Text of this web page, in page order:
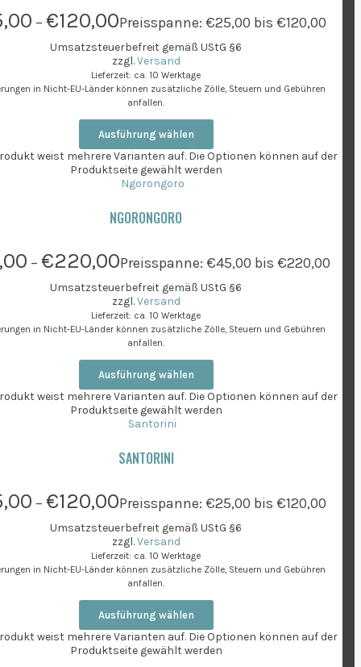
– €120,00Preisspanne: €25,00 bis €120,00
Umsatzsteuerbefreit gemäß UStG §6
zzgl.Versand
Lieferzeit: ca. 10 Werktage
in Nicht-EU-Länder können zusätzliche Zölle, Steuern und Gebühren
anfallen.
Ausführung wählen
weist mehrere Varianten auf. Die Optionen können auf der
Produktseite gewählt werden
NGORONGORO
– €220,00Preisspanne: €45,00 bis €220,00
Umsatzsteuerbefreit gemäß UStG §6
zzgl.Versand
Lieferzeit: ca. 10 Werktage
in Nicht-EU-Länder können zusätzliche Zölle, Steuern und Gebühren
anfallen.
Ausführung wählen
weist mehrere Varianten auf. Die Optionen können auf der
Produktseite gewählt werden
SANTORINI
– €120,00Preisspanne: €25,00 bis €120,00
Umsatzsteuerbefreit gemäß UStG §6
zzgl.Versand
Lieferzeit: ca. 10 Werktage
in Nicht-EU-Länder können zusätzliche Zölle, Steuern und Gebühren
anfallen.
Ausführung wählen
weist mehrere Varianten auf. Die Optionen können auf der
Produktseite gewählt werden